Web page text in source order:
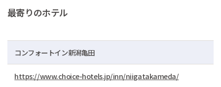
最寄りのホテル
コンフォートイン新潟亀田
https://www.choice-hotels.jp/inn/niigatakameda/